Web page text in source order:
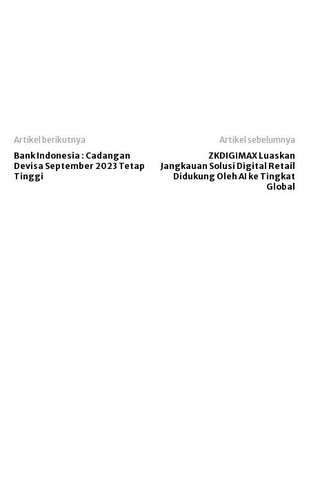
Artikel berikutnya
Bank Indonesia : Cadangan
Devisa September 2023 Tetap
Tinggi
Artikel sebelumnya
ZKDIGIMAX Luaskan
Jangkauan Solusi Digital Retail
Didukung Oleh AI ke Tingkat
Global